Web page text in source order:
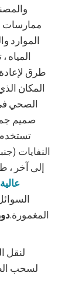
ممارسات
الموارد
المياه
طرق لإعادة
المكان
الصحي
صميم
تستخدم
النفايات
إلى آخر ،
المغمورة.
لنقل
لسحب